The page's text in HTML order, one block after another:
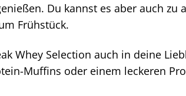
Du kannst es aber auch zu
Frühstück.
Whey Selection auch in deine
Muffins oder einem leckeren